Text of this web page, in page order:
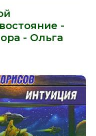
-
- Ольга